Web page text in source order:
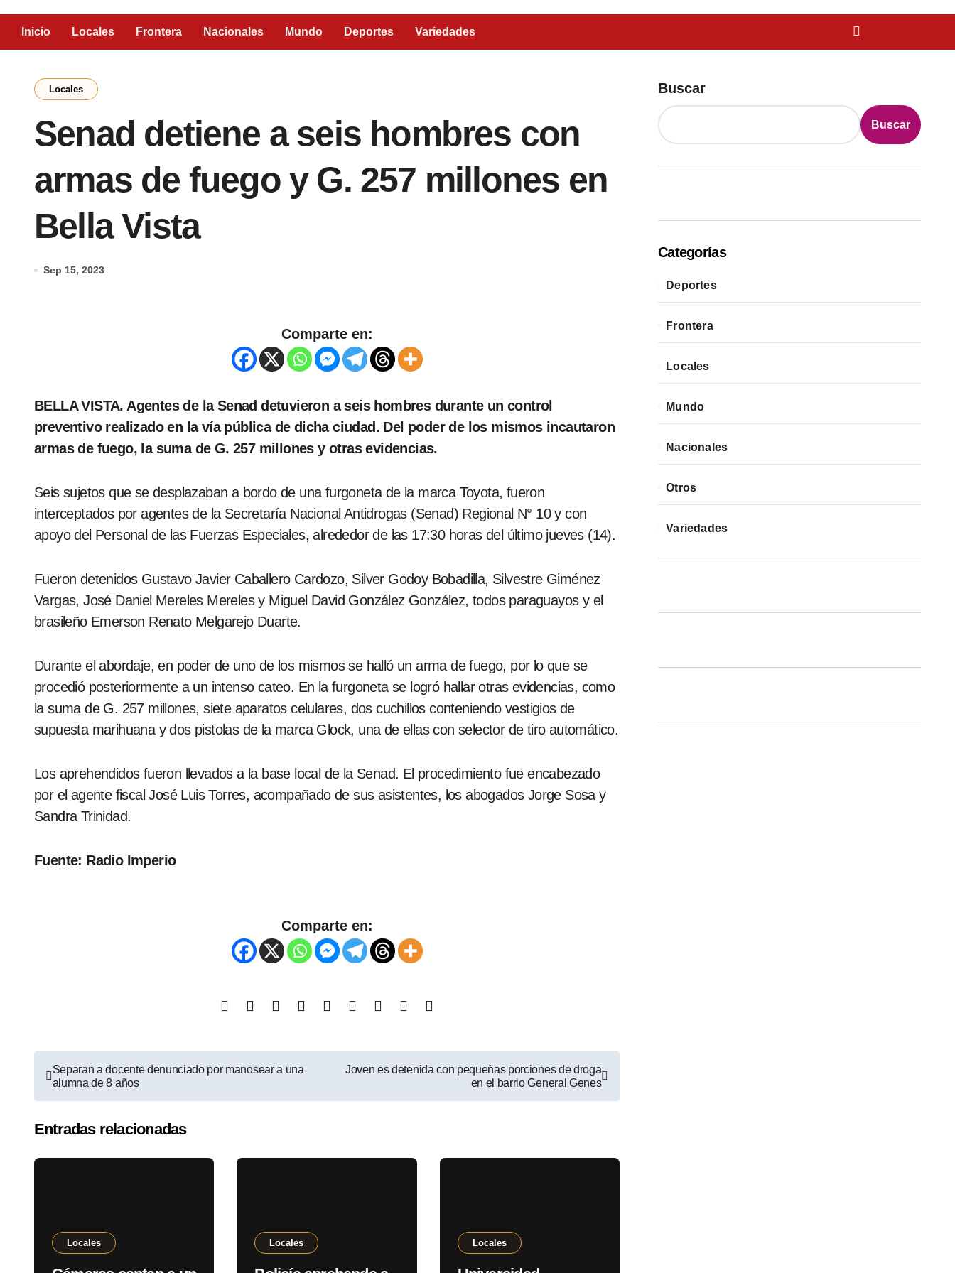
Inicio Locales Frontera Nacionales Mundo Deportes Variedades
Locales
Senad detiene a seis hombres con
armas de fuego y G. 257 millones en
Bella Vista
Sep 15, 2023
Comparte en:
BELLA VISTA. Agentes de la Senad detuvieron a seis hombres durante un control
preventivo realizado en la vía pública de dicha ciudad. Del poder de los mismos incautaron
armas de fuego, la suma de G. 257 millones y otras evidencias.
Seis sujetos que se desplazaban a bordo de una furgoneta de la marca Toyota, fueron
interceptados por agentes de la Secretaría Nacional Antidrogas (Senad) Regional N° 10 y con
apoyo del Personal de las Fuerzas Especiales, alrededor de las 17:30 horas del último jueves (14).
Fueron detenidos Gustavo Javier Caballero Cardozo, Silver Godoy Bobadilla, Silvestre Giménez
Vargas, José Daniel Mereles Mereles y Miguel David González González, todos paraguayos y el
brasileño Emerson Renato Melgarejo Duarte.
Durante el abordaje, en poder de uno de los mismos se halló un arma de fuego, por lo que se
procedió posteriormente a un intenso cateo. En la furgoneta se logró hallar otras evidencias, como
la suma de G. 257 millones, siete aparatos celulares, dos cuchillos conteniendo vestigios de
supuesta marihuana y dos pistolas de la marca Glock, una de ellas con selector de tiro automático.
Los aprehendidos fueron llevados a la base local de la Senad. El procedimiento fue encabezado
por el agente fiscal José Luis Torres, acompañado de sus asistentes, los abogados Jorge Sosa y
Sandra Trinidad.
Fuente: Radio Imperio
Comparte en:
Separan a docente denunciado por manosear a una
alumna de 8 años
Joven es detenida con pequeñas porciones de droga
en el barrio General Genes
Entradas relacionadas
Locales Locales Locales
Buscar
Buscar
Categorías
Deportes
Frontera
Locales
Mundo
Nacionales
Otros
Variedades